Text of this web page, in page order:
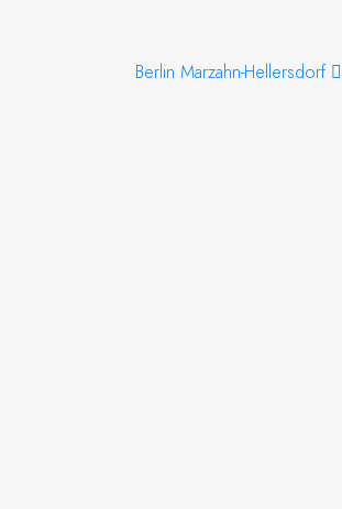
Berlin Marzahn-Hellersdorf